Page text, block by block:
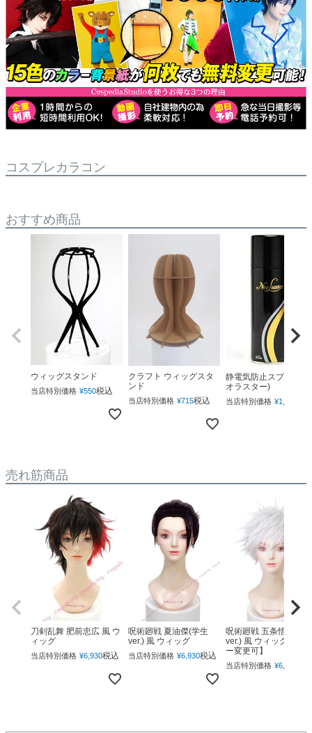
コスプレカラコン
おすすめ商品
ウィッグスタンド
当店特別価格 ¥550税込
クラフト ウィッグスタ
ンド
当店特別価格 ¥715税込
静電気防止スプレー(ネ
オラスター)
当店特別価格 ¥1,760
売れ筋商品
刀剣乱舞 肥前忠広 風 ウ
ィッグ
当店特別価格 ¥6,930税込
呪術廻戦 夏油傑(学生
ver.) 風 ウィッグ
当店特別価格 ¥6,930税込
呪術廻戦 五条悟(下ろ
ver.) 風 ウィッグ 【カ
ー変更可】
当店特別価格 ¥6,930